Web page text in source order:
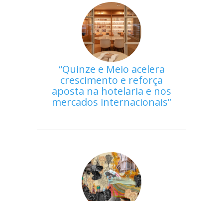
Quinze e Meio acelera
crescimento e reforça
aposta na hotelaria e nos
mercados internacionais